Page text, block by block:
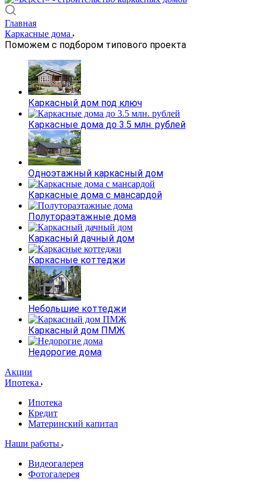
Главная
Каркасные дома
Поможем с подбором типового проекта
Каркасный дом под ключ
Каркасные дома до 3.5 млн. рублей
Одноэтажный каркасный дом
Каркасные дома с мансардой
Полутораэтажные дома
Каркасный дачный дом
Каркасные коттеджи
Небольшие коттеджи
Каркасный дом ПМЖ
Недорогие дома
Акции
Ипотека
Ипотека
Кредит
Материнский капитал
Наши работы
Видеогалерея
Фотогалерея